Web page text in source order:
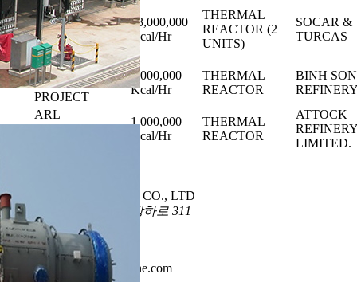
14
AEGEAN
REFINERY
PROJECT
(STAR)
13,000,000
Kcal/Hr
THERMAL
REACTOR (2
UNITS)
SOCAR &
TURCAS
13
DUNG QUAT
REFINERY
PROJECT
1,000,000
Kcal/Hr
THERMAL
REACTOR
BINH SON
12
ARL
UPGRADATION
1,000,000
Kcal/Hr
THERMAL
REACTOR
ATTOCK
REFINERY
LIMITED.
HANYANG INDUSTRY CO., LTD
경기도 안산시 상록구 장하로 311
Tel : 031-486-3200
Fax : 031-486-1001
E-mail : sales@hycne.com